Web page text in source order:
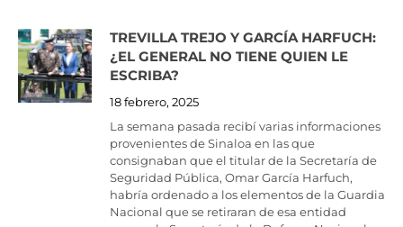
TREVILLA TREJO Y GARCÍA HARFUCH:
¿EL GENERAL NO TIENE QUIEN LE
ESCRIBA?
18 febrero, 2025
La semana pasada recibí varias informaciones
provenientes de Sinaloa en las que
consignaban que el titular de la Secretaría de
Seguridad Pública, Omar García Harfuch,
habría ordenado a los elementos de la Guardia
Nacional que se retiraran de esa entidad